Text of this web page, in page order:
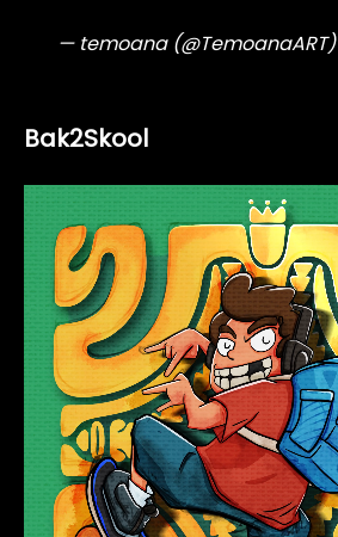
— temoana (@TemoanaART)
Bak2Skool